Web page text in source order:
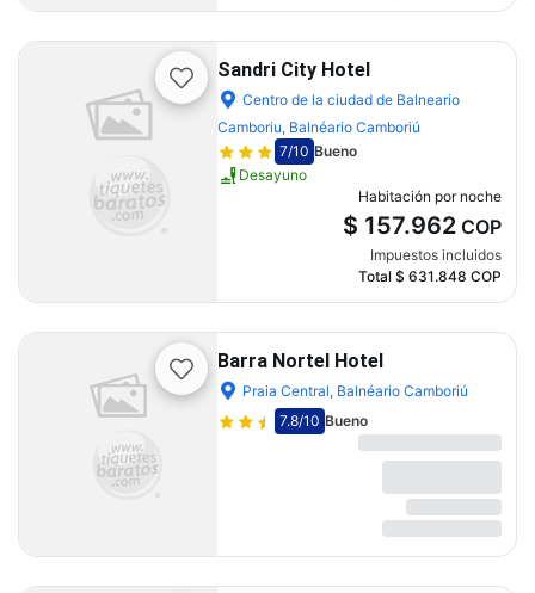
Sandri City Hotel
Centro de la ciudad de Balneario
Camboriu, Balnéario Camboriú
7/10 Bueno
Desayuno
Habitación por noche
$ 157.962 COP
Impuestos incluidos
Total $ 631.848 COP
Barra Nortel Hotel
Praia Central, Balnéario Camboriú
7.8/10 Bueno